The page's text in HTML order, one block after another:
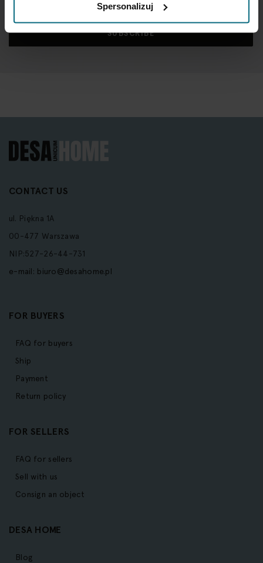
Spersonalizuj
Our
SUBSCRIBE
CONTACT US
ul. Piękna 1A
00-477 Warszawa
NIP:527-26-44-731
e-mail: biuro@desahome.pl
FOR BUYERS
FAQ for buyers
Ship
Payment
Return policy
FOR SELLERS
FAQ for sellers
Sell with us
Consign an object
DESA HOME
Blog